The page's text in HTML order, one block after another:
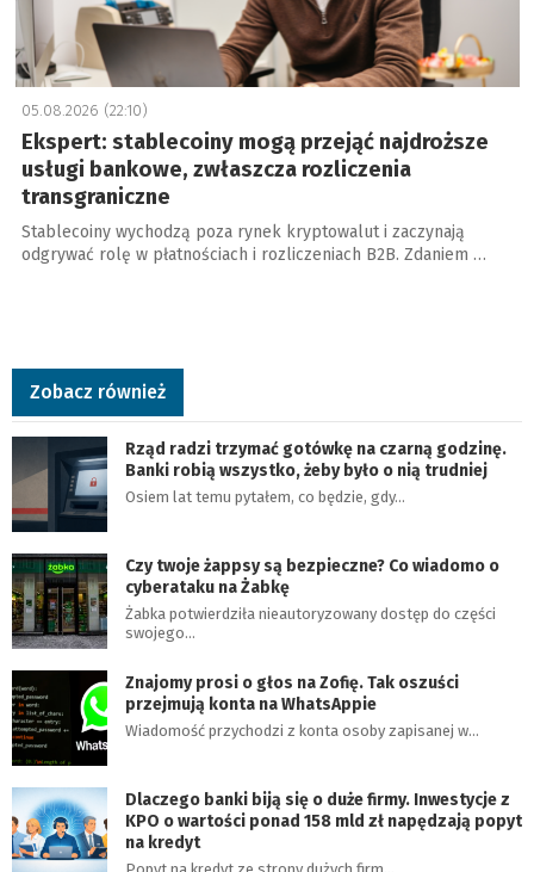
05.08.2026 (22:10)
Ekspert: stablecoiny mogą przejąć najdroższe
usługi bankowe, zwłaszcza rozliczenia
transgraniczne
Stablecoiny wychodzą poza rynek kryptowalut i zaczynają
odgrywać rolę w płatnościach i rozliczeniach B2B. Zdaniem …
Zobacz również
Rząd radzi trzymać gotówkę na czarną godzinę.
Banki robią wszystko, żeby było o nią trudniej
Osiem lat temu pytałem, co będzie, gdy…
Czy twoje żappsy są bezpieczne? Co wiadomo o
cyberataku na Żabkę
Żabka potwierdziła nieautoryzowany dostęp do części
swojego…
Znajomy prosi o głos na Zofię. Tak oszuści
przejmują konta na WhatsAppie
Wiadomość przychodzi z konta osoby zapisanej w…
Dlaczego banki biją się o duże firmy. Inwestycje z
KPO o wartości ponad 158 mld zł napędzają popyt
na kredyt